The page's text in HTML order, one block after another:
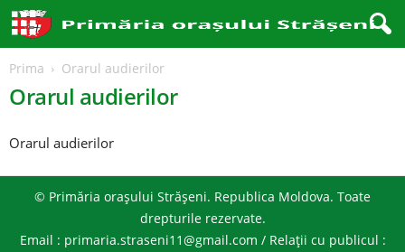
Prima Orarul audierilor
Orarul audierilor
Orarul audierilor
© Primăria orașului Strășeni. Republica Moldova. Toate
drepturile rezervate.
Email : primaria.straseni11@gmail.com / Relații cu publicul :